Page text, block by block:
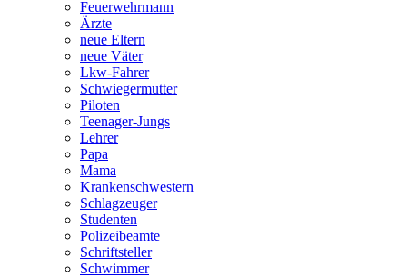
Feuerwehrmann
Ärzte
neue Eltern
neue Väter
Lkw-Fahrer
Schwiegermutter
Piloten
Teenager-Jungs
Lehrer
Papa
Mama
Krankenschwestern
Schlagzeuger
Studenten
Polizeibeamte
Schriftsteller
Schwimmer